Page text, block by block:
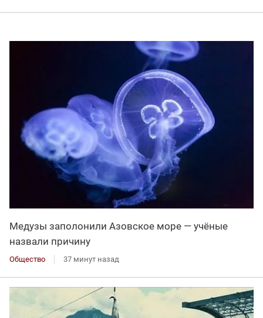
Медузы заполонили Азовское море — учёные
назвали причину
Общество 37 минут назад